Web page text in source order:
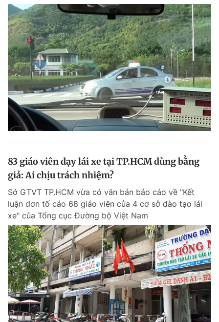
Đọc Thanh Niên trên điện thoại
Theo dõi báo trên
Hotline
0906 645 777
Liên hệ quảng cáo
0908 780 404
Phó tổng biên tập thường trực: Hải Thành
Phó tổng biên tập: Lâm Hiếu Dũng
Phó tổng biên tập: Trần Việt Hưng
Tổng thư ký tòa soạn: Đức Trung
Giấy phép xuất bản số 110/GP - BTTTT cấp ngày 24.3.2020
© 2003-2026 Bản quyền thuộc về Báo Thanh Niên. Cấm sao chép
dưới mọi hình thức nếu không có sự chấp thuận bằng văn bản.
Phát triển bởi ePi Technologies, JSC.
83 giáo viên dạy lái xe tại TP.HCM dùng bằng
giả: Ai chịu trách nhiệm?
Sở GTVT TP.HCM vừa có văn bản báo cáo về "Kết
luận đơn tố cáo 68 giáo viên của 4 cơ sở đào tạo lái
xe" của Tổng cục Đường bộ Việt Nam